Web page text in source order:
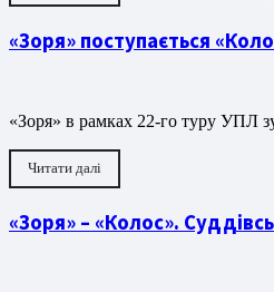
«Зоря» поступається
«Зоря» в рамках 22-го туру УПЛ
Читати далі
«Зоря» – «Колос».